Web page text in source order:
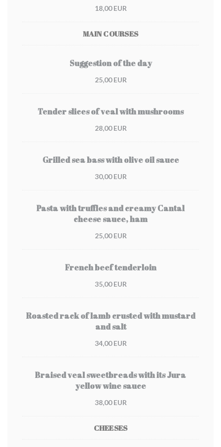
18,00 EUR
MAIN COURSES
Suggestion of the day
25,00 EUR
Tender slices of veal with mushrooms
28,00 EUR
Grilled sea bass with olive oil sauce
30,00 EUR
Pasta with truffles and creamy Cantal
cheese sauce, ham
25,00 EUR
French beef tenderloin
35,00 EUR
Roasted rack of lamb crusted with mustard
and salt
34,00 EUR
Braised veal sweetbreads with its Jura
yellow wine sauce
38,00 EUR
CHEESES